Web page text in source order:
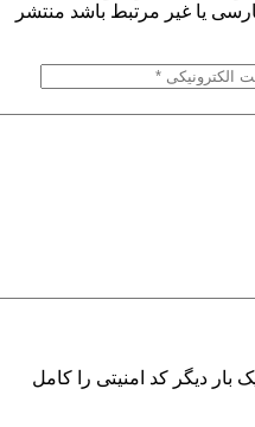
یا غیر مرتبط باشد منتشر
دیگر کد امنیتی را کامل